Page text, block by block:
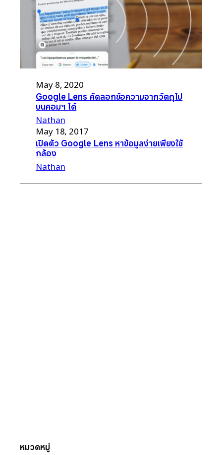
May 8, 2020
Google Lens คัดลอกข้อความจากวัตถุไป
บนคอมฯ ได้
Nathan
May 18, 2017
เปิดตัว Google Lens หาข้อมูลง่ายเพียงใช้
กล้อง
Nathan
หมวดหมู่